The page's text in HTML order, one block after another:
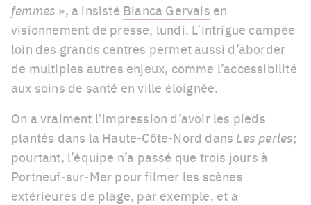
femmes », a insisté Bianca Gervais en
visionnement de presse, lundi. L’intrigue campée
loin des grands centres permet aussi d’aborder
de multiples autres enjeux, comme l’accessibilité
aux soins de santé en ville éloignée.
On a vraiment l’impression d’avoir les pieds
plantés dans la Haute-Côte-Nord dans Les perles;
pourtant, l’équipe n’a passé que trois jours à
Portneuf-sur-Mer pour filmer les scènes
extérieures de plage, par exemple, et a